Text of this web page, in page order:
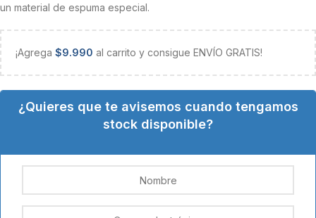
un material de espuma especial.
¡Agrega $9.990 al carrito y consigue ENVÍO GRATIS!
¿Quieres que te avisemos cuando tengamos
stock disponible?